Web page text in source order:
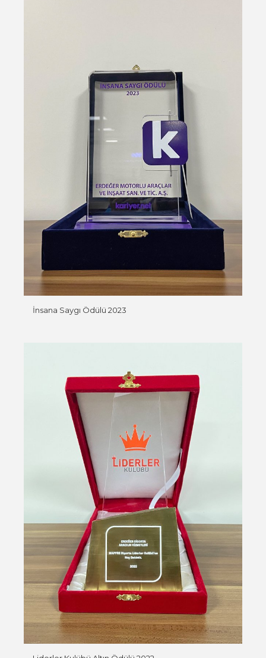
İnsana Saygı Ödülü 2023